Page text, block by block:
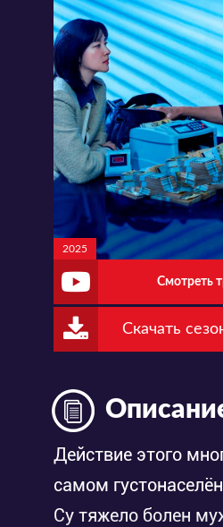
2025
Смотреть
Скачать
Действие этого
самом
Су тяжело болен